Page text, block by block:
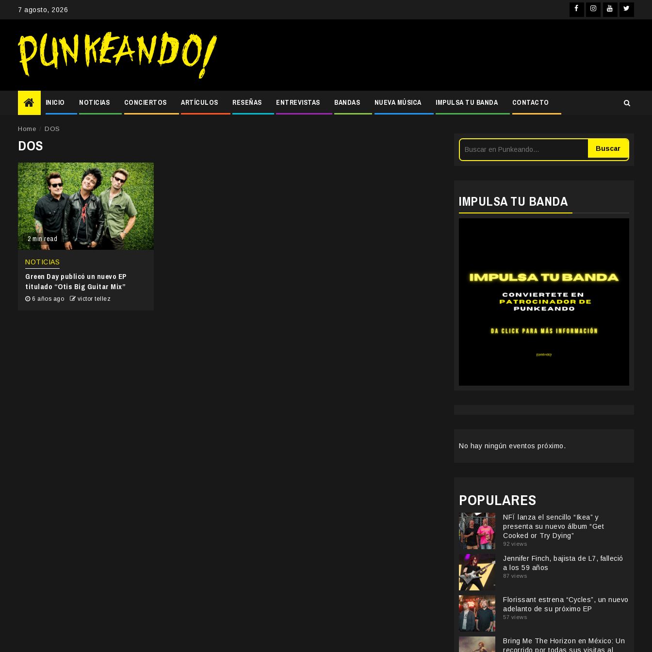
7 agosto, 2026 Facebook
Instagram
INICIO NOTICIAS CONCIERTOS ARTÍCULOS RESEÑAS ENTREVISTAS BANDAS NUEVA MÚSICA IMPULSA TU BANDA CONTACTO
Home DOS
DOS
2 min read
NOTICIAS
Green Day publicó un nuevo EP
titulado “Otis Big Guitar Mix”
6 años ago victor tellez
Buscar
IMPULSA TU BANDA
No hay ningún eventos próximo.
POPULARES
NFÏ lanza el sencillo “Ikea” y
presenta su nuevo álbum “Get
Cooked or Try Dying”
92 views
Jennifer Finch, bajista de L7, falleció
a los 59 años
87 views
Florissant estrena “Cycles”, un nuevo
adelanto de su próximo EP
57 views
Bring Me The Horizon en México: Un
recorrido por todas sus visitas al